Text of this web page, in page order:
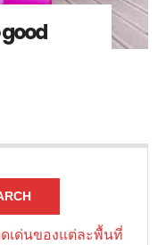
เด่นของแต่ละพื้นที่